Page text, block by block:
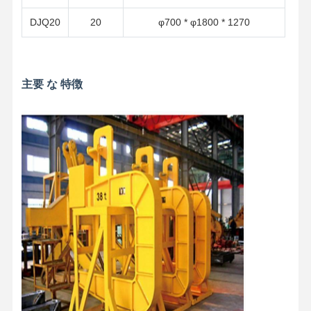
DJQ20 20 φ700 * φ1800 * 1270
主要 な 特徴